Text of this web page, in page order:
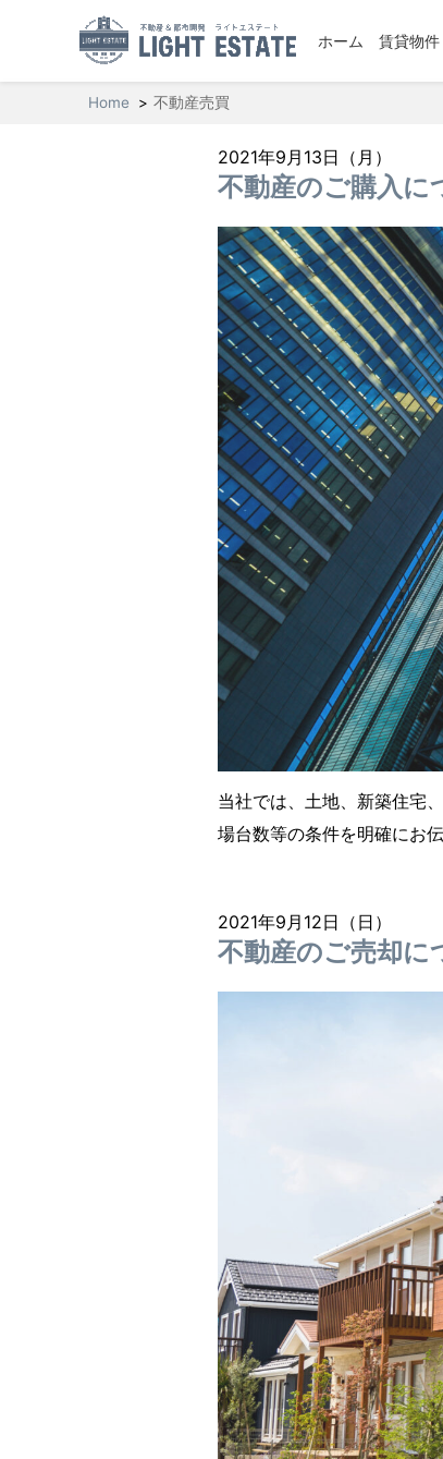
ホーム 賃貸物件
Home 不動産売買
2021年9月13日（月）
不動産のご購入に
当社では、土地、新築住宅
場台数等の条件を明確にお
2021年9月12日（日）
不動産のご売却に